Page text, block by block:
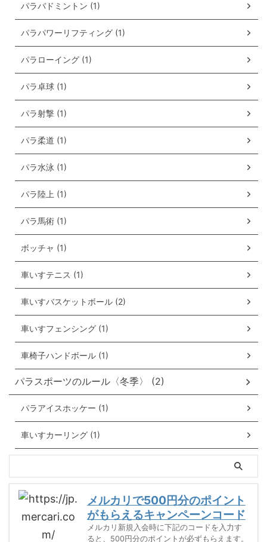
パラバドミントン (1)
パラパワーリフティング (1)
パラローイング (1)
パラ卓球 (1)
パラ射撃 (1)
パラ柔道 (1)
パラ水泳 (1)
パラ陸上 (1)
パラ馬術 (1)
ボッチャ (1)
車いすテニス (1)
車いすバスケットボール (2)
車いすフェンシング (1)
車椅子ハンドボール (1)
パラスポーツのルール〈冬季〉 (2)
パラアイスホッケー (1)
車いすカーリング (1)
メルカリで500円分のポイント
がもらえるキャンペーンコード
メルカリ新規入会時に下記のコードを入力す
ると、500円分のポイントが必ずもらえます。